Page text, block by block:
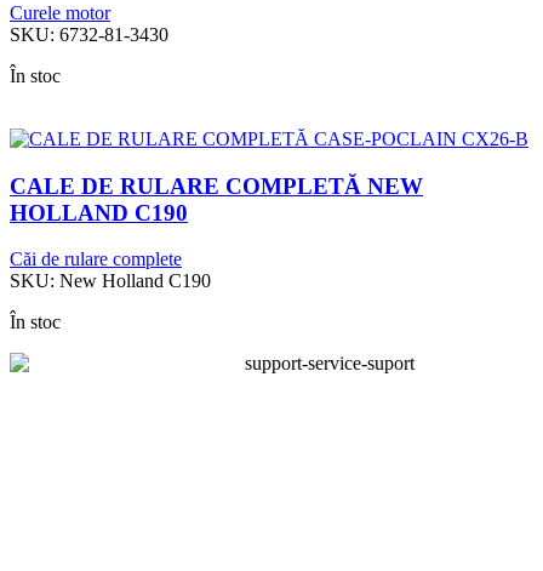
Curele motor
SKU: 6732-81-3430
În stoc
CALE DE RULARE COMPLETĂ NEW
HOLLAND C190
Căi de rulare complete
SKU: New Holland C190
În stoc